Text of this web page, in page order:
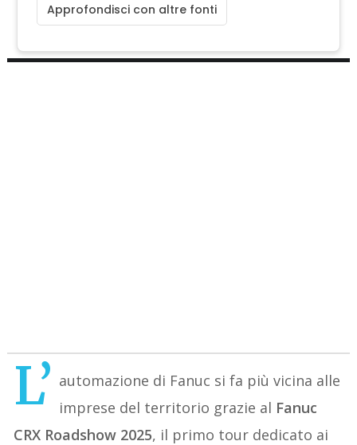
Approfondisci con altre fonti
L’ automazione di Fanuc si fa più vicina alle
imprese del territorio grazie al Fanuc
CRX Roadshow 2025, il primo tour dedicato ai